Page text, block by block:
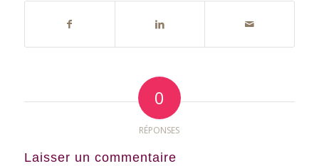
0
RÉPONSES
Laisser un commentaire